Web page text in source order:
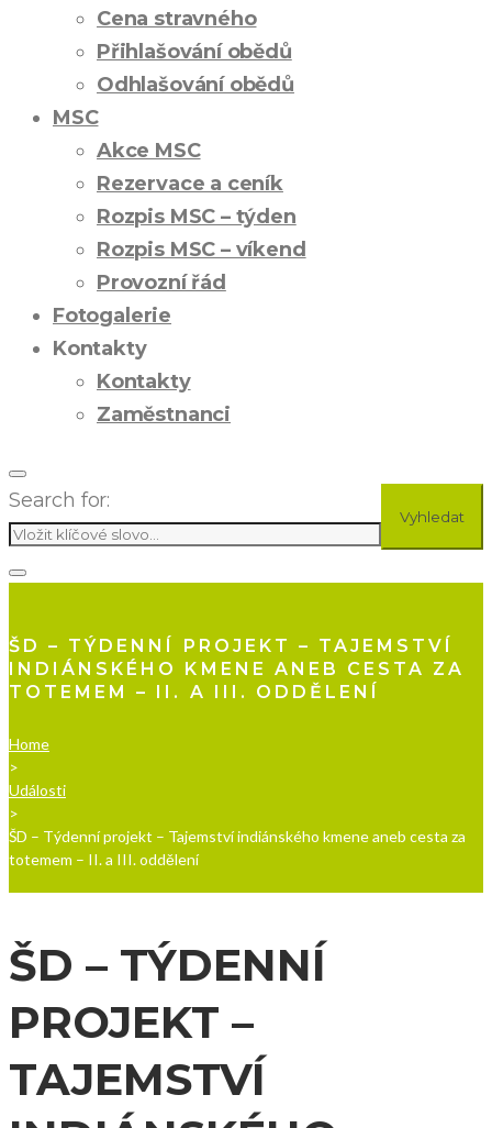
Cena stravného
Přihlašování obědů
Odhlašování obědů
MSC
Akce MSC
Rezervace a ceník
Rozpis MSC – týden
Rozpis MSC – víkend
Provozní řád
Fotogalerie
Kontakty
Kontakty
Zaměstnanci
Search for:
Vyhledat
ŠD – TÝDENNÍ PROJEKT – TAJEMSTVÍ
INDIÁNSKÉHO KMENE ANEB CESTA ZA
TOTEMEM – II. A III. ODDĚLENÍ
Home
>
Události
>
ŠD – Týdenní projekt – Tajemství indiánského kmene aneb cesta za
totemem – II. a III. oddělení
ŠD – TÝDENNÍ
PROJEKT –
TAJEMSTVÍ